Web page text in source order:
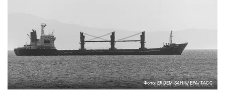
Фото: ERDEM SAHIN/EPA/ТАСС